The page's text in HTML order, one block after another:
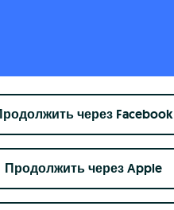
через Facebook
Продолжить через Apple